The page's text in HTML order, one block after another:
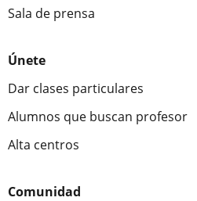
Sala de prensa
Únete
Dar clases particulares
Alumnos que buscan profesor
Alta centros
Comunidad